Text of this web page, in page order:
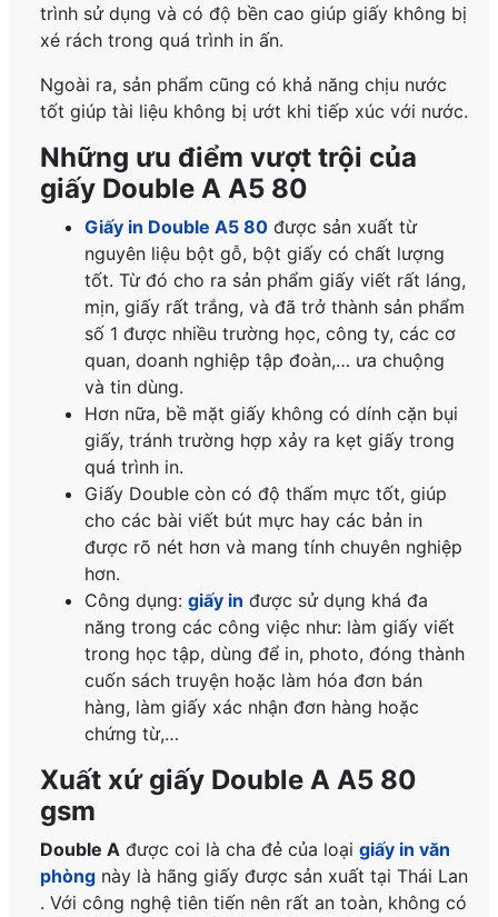
trình sử dụng và có độ bền cao giúp giấy không bị
xé rách trong quá trình in ấn.
Ngoài ra, sản phẩm cũng có khả năng chịu nước
tốt giúp tài liệu không bị ướt khi tiếp xúc với nước.
Những ưu điểm vượt trội của
giấy Double A A5 80
Giấy in Double A5 80 được sản xuất từ
nguyên liệu bột gỗ, bột giấy có chất lượng
tốt. Từ đó cho ra sản phẩm giấy viết rất láng,
mịn, giấy rất trắng, và đã trở thành sản phẩm
số 1 được nhiều trường học, công ty, các cơ
quan, doanh nghiệp tập đoàn,… ưa chuộng
và tin dùng.
Hơn nữa, bề mặt giấy không có dính cặn bụi
giấy, tránh trường hợp xảy ra kẹt giấy trong
quá trình in.
Giấy Double còn có độ thấm mực tốt, giúp
cho các bài viết bút mực hay các bản in
được rõ nét hơn và mang tính chuyên nghiệp
hơn.
Công dụng:giấy in được sử dụng khá đa
năng trong các công việc như: làm giấy viết
trong học tập, dùng để in, photo, đóng thành
cuốn sách truyện hoặc làm hóa đơn bán
hàng, làm giấy xác nhận đơn hàng hoặc
chứng từ,…
Xuất xứ giấy Double A A5 80
gsm
Double A được coi là cha đẻ của loạigiấy in văn
phòng này là hãng giấy được sản xuất tại Thái Lan
. Với công nghệ tiên tiến nên rất an toàn, không có